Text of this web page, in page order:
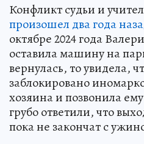
Конфликт судьи и
произошел два года
октябре 2024 года
оставила машину на
вернулась, то увидела,
заблокировано
хозяина и позвонила
грубо ответили, что
пока не закончат с